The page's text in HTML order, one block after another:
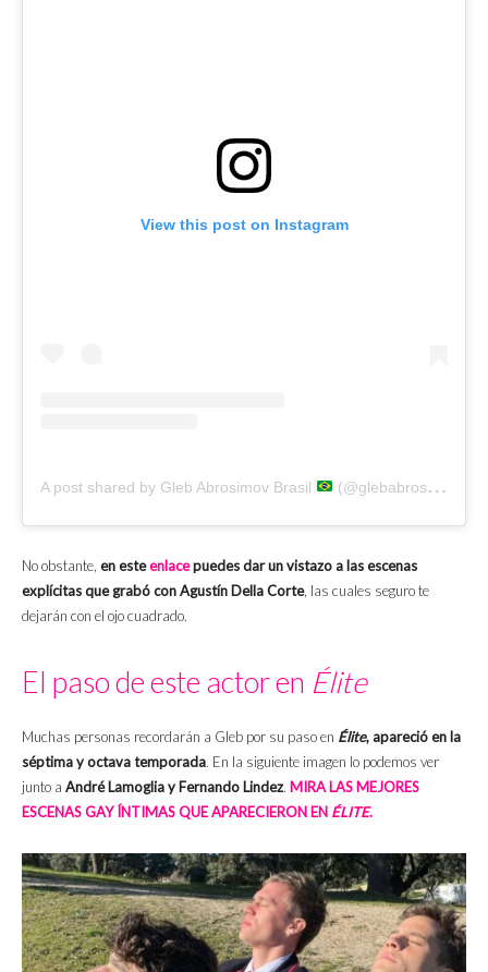
View this post on Instagram
A post shared by Gleb Abrosimov Brasil (@glebabrosimovbr)
No obstante, en esteenlacepuedes dar un vistazo a las escenas
explícitas que grabó con Agustín Della Corte, las cuales seguro te
dejarán con el ojo cuadrado.
El paso de este actor en Élite
Muchas personas recordarán a Gleb por su paso en Élite, apareció en la
séptima y octava temporada. En la siguiente imagen lo podemos ver
junto a André Lamoglia y Fernando Lindez. MIRA LAS MEJORES
ESCENAS GAY ÍNTIMAS QUE APARECIERON EN ÉLITE.